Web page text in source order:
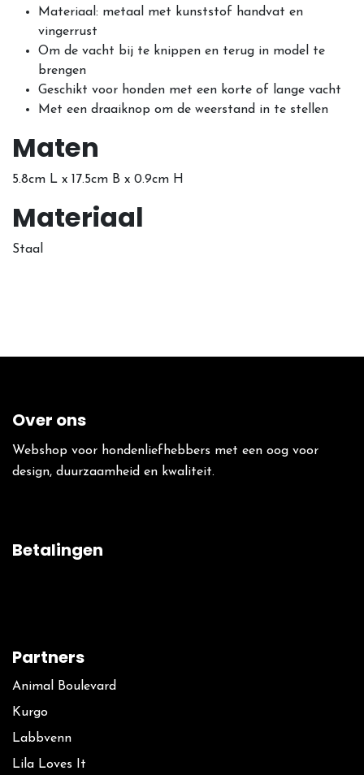
Materiaal: metaal met kunststof handvat en
vingerrust
Om de vacht bij te knippen en terug in model te
brengen
Geschikt voor honden met een korte of lange vacht
Met een draaiknop om de weerstand in te stellen
Maten
5.8cm L x 17.5cm B x 0.9cm H
Materiaal
Staal
Over ons
Webshop voor hondenliefhebbers met een oog voor
design, duurzaamheid en kwaliteit.
Betalingen
Partners
Animal Boulevard
Kurgo
La​bbvenn
Lila Loves It